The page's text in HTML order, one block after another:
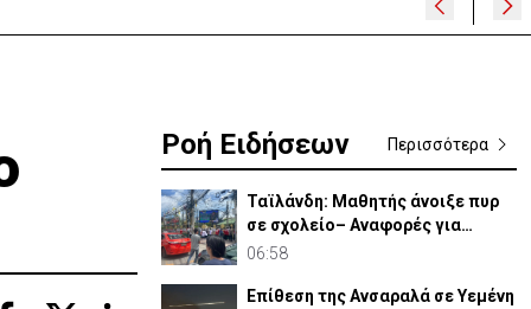
Ροή Ειδήσεων Περισσότερα
Ταϊλάνδη: Μαθητής άνοιξε πυρ
σε σχολείο– Αναφορές για
νεκρούς και τραυματίες
06:58
Επίθεση της Ανσαραλά σε Υεμένη